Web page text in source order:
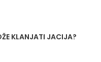
KLANJATI JACIJA?